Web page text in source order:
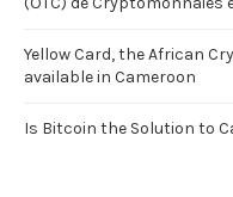
Yellow Card, the African
available in Cameroon
Is Bitcoin the Solution to